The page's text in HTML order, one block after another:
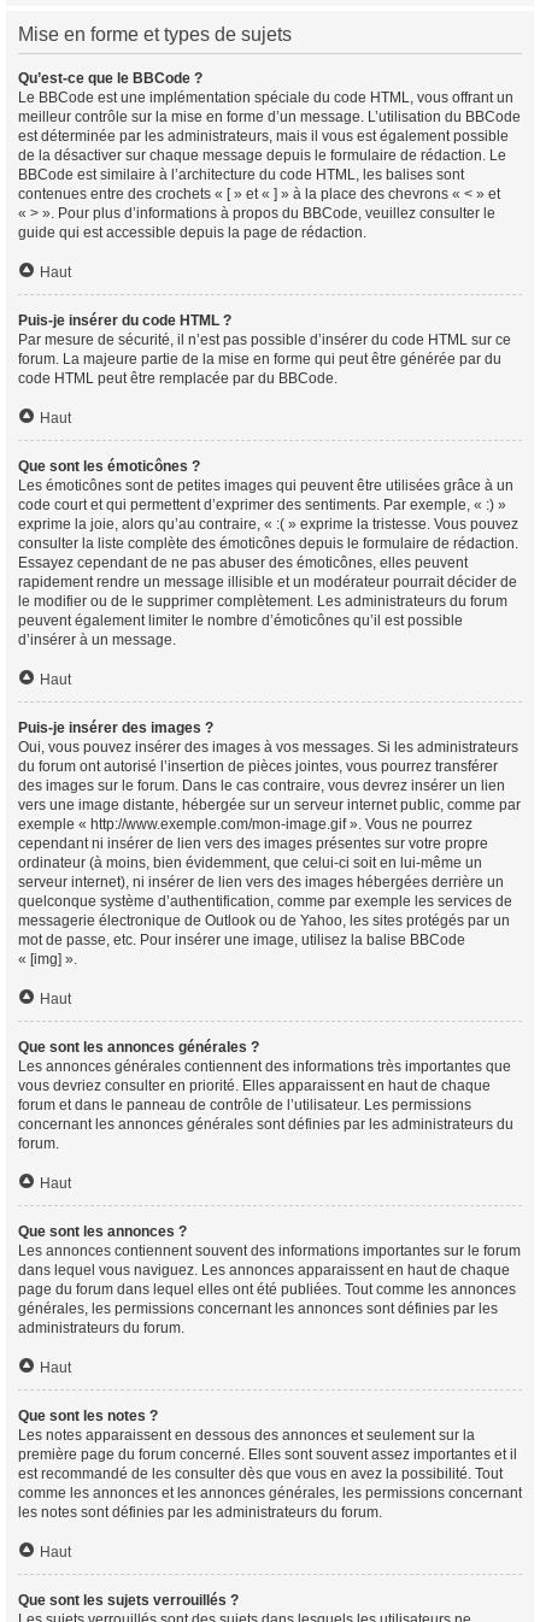
Mise en forme et types de sujets
Qu’est-ce que le BBCode ?
Le BBCode est une implémentation spéciale du code HTML, vous offrant un
meilleur contrôle sur la mise en forme d’un message. L’utilisation du BBCode
est déterminée par les administrateurs, mais il vous est également possible
de la désactiver sur chaque message depuis le formulaire de rédaction. Le
BBCode est similaire à l’architecture du code HTML, les balises sont
contenues entre des crochets « [ » et « ] » à la place des chevrons « < » et
« > ». Pour plus d’informations à propos du BBCode, veuillez consulter le
guide qui est accessible depuis la page de rédaction.
Haut
Puis-je insérer du code HTML ?
Par mesure de sécurité, il n’est pas possible d’insérer du code HTML sur ce
forum. La majeure partie de la mise en forme qui peut être générée par du
code HTML peut être remplacée par du BBCode.
Haut
Que sont les émoticônes ?
Les émoticônes sont de petites images qui peuvent être utilisées grâce à un
code court et qui permettent d’exprimer des sentiments. Par exemple, « :) »
exprime la joie, alors qu’au contraire, « :( » exprime la tristesse. Vous pouvez
consulter la liste complète des émoticônes depuis le formulaire de rédaction.
Essayez cependant de ne pas abuser des émoticônes, elles peuvent
rapidement rendre un message illisible et un modérateur pourrait décider de
le modifier ou de le supprimer complètement. Les administrateurs du forum
peuvent également limiter le nombre d’émoticônes qu’il est possible
d’insérer à un message.
Haut
Puis-je insérer des images ?
Oui, vous pouvez insérer des images à vos messages. Si les administrateurs
du forum ont autorisé l’insertion de pièces jointes, vous pourrez transférer
des images sur le forum. Dans le cas contraire, vous devrez insérer un lien
vers une image distante, hébergée sur un serveur internet public, comme par
exemple « http://www.exemple.com/mon-image.gif ». Vous ne pourrez
cependant ni insérer de lien vers des images présentes sur votre propre
ordinateur (à moins, bien évidemment, que celui-ci soit en lui-même un
serveur internet), ni insérer de lien vers des images hébergées derrière un
quelconque système d’authentification, comme par exemple les services de
messagerie électronique de Outlook ou de Yahoo, les sites protégés par un
mot de passe, etc. Pour insérer une image, utilisez la balise BBCode
« [img] ».
Haut
Que sont les annonces générales ?
Les annonces générales contiennent des informations très importantes que
vous devriez consulter en priorité. Elles apparaissent en haut de chaque
forum et dans le panneau de contrôle de l’utilisateur. Les permissions
concernant les annonces générales sont définies par les administrateurs du
forum.
Haut
Que sont les annonces ?
Les annonces contiennent souvent des informations importantes sur le forum
dans lequel vous naviguez. Les annonces apparaissent en haut de chaque
page du forum dans lequel elles ont été publiées. Tout comme les annonces
générales, les permissions concernant les annonces sont définies par les
administrateurs du forum.
Haut
Que sont les notes ?
Les notes apparaissent en dessous des annonces et seulement sur la
première page du forum concerné. Elles sont souvent assez importantes et il
est recommandé de les consulter dès que vous en avez la possibilité. Tout
comme les annonces et les annonces générales, les permissions concernant
les notes sont définies par les administrateurs du forum.
Haut
Que sont les sujets verrouillés ?